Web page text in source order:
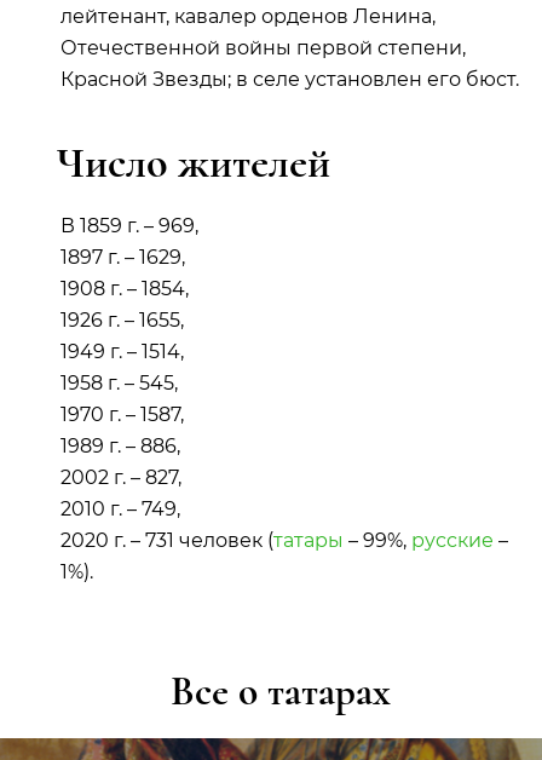
лейтенант, кавалер орденов Ленина,
Отечественной войны первой степени,
Красной Звезды; в селе установлен его бюст.
Число жителей
В 1859 г. – 969,
1897 г. – 1629,
1908 г. – 1854,
1926 г. – 1655,
1949 г. – 1514,
1958 г. – 545,
1970 г. – 1587,
1989 г. – 886,
2002 г. – 827,
2010 г. – 749,
2020 г. – 731 человек (татары – 99%, русские –
1%).
Все о татарах